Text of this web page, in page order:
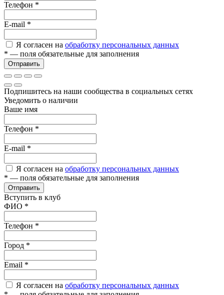
Телефон *
E-mail *
Я согласен на обработку персональных данных
* — поля обязательные для заполнения
Отправить
Подпишитесь на наши сообщества в социальных сетях
Уведомить о наличии
Ваше имя
Телефон *
E-mail *
Я согласен на обработку персональных данных
* — поля обязательные для заполнения
Отправить
Вступить в клуб
ФИО *
Телефон *
Город *
Email *
Я согласен на обработку персональных данных